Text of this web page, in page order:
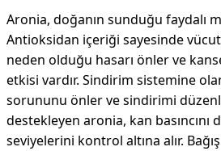
Aronia, doğanın sunduğu faydalı
Antioksidan içeriği sayesinde
neden olduğu hasarı önler ve
etkisi vardır. Sindirim sistemine
sorununu önler ve sindirimi
destekleyen aronia, kan
seviyelerini kontrol altına alır.